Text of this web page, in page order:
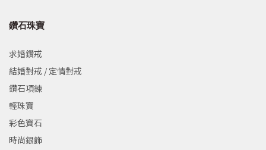
鑽石珠寶
求婚鑽戒
結婚對戒 / 定情對戒
鑽石項鍊
輕珠寶
彩色寶石
時尚銀飾